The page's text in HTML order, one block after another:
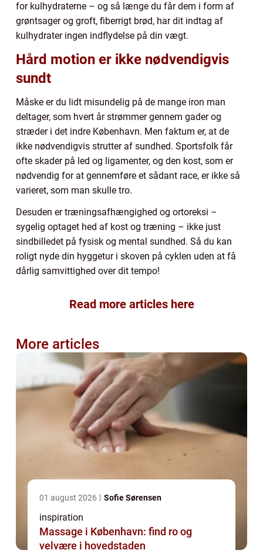
for kulhydraterne – og så længe du får dem i form af
grøntsager og groft, fiberrigt brød, har dit indtag af
kulhydrater ingen indflydelse på din vægt.
Hård motion er ikke nødvendigvis
sundt
Måske er du lidt misundelig på de mange iron man
deltager, som hvert år strømmer gennem gader og
stræder i det indre København. Men faktum er, at de
ikke nødvendigvis strutter af sundhed. Sportsfolk får
ofte skader på led og ligamenter, og den kost, som er
nødvendig for at gennemføre et sådant race, er ikke så
varieret, som man skulle tro.
Desuden er træningsafhængighed og ortoreksi –
sygelig optaget hed af kost og træning – ikke just
sindbilledet på fysisk og mental sundhed. Så du kan
roligt nyde din hyggetur i skoven på cyklen uden at få
dårlig samvittighed over dit tempo!
Read more articles here
More articles
01 august 2026 Sofie Sørensen
inspiration
Massage i København: find ro og
velvære i hovedstaden